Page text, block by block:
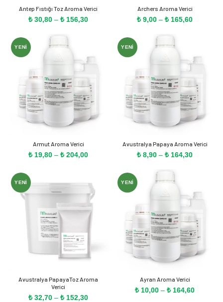
Antep Fıstığı Toz Aroma Verici
₺ 30,80 – ₺ 156,30Fiyat
Archers Aroma Verici
₺ 9,00 – ₺ 165,60Fiyat
YENI
Armut Aroma Verici
₺ 19,80 – ₺ 204,00Fiyat
₺ 204,00
YENI
Avustralya Papaya Aroma Verici
₺ 8,90 – ₺ 164,30Fiyat
YENI
Avustralya PapayaToz Aroma
Verici
₺ 32,70 – ₺ 152,30Fiyat
YENI
Ayran Aroma Verici
₺ 10,00 – ₺ 164,60Fiyat